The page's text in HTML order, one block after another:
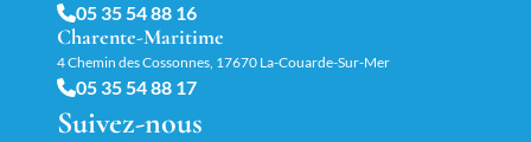
05 35 54 88 16
Charente-Maritime
4 Chemin des Cossonnes, 17670 La-Couarde-Sur-Mer
05 35 54 88 17
Suivez-nous